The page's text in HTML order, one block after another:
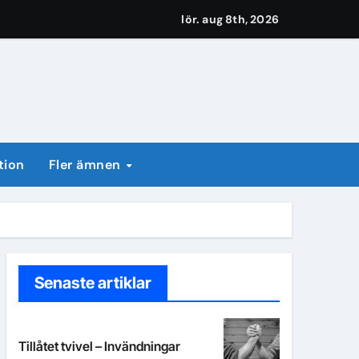
lör. aug 8th, 2026
Fler ämnen
Senaste artiklar
Tillåtet tvivel – Invändningar